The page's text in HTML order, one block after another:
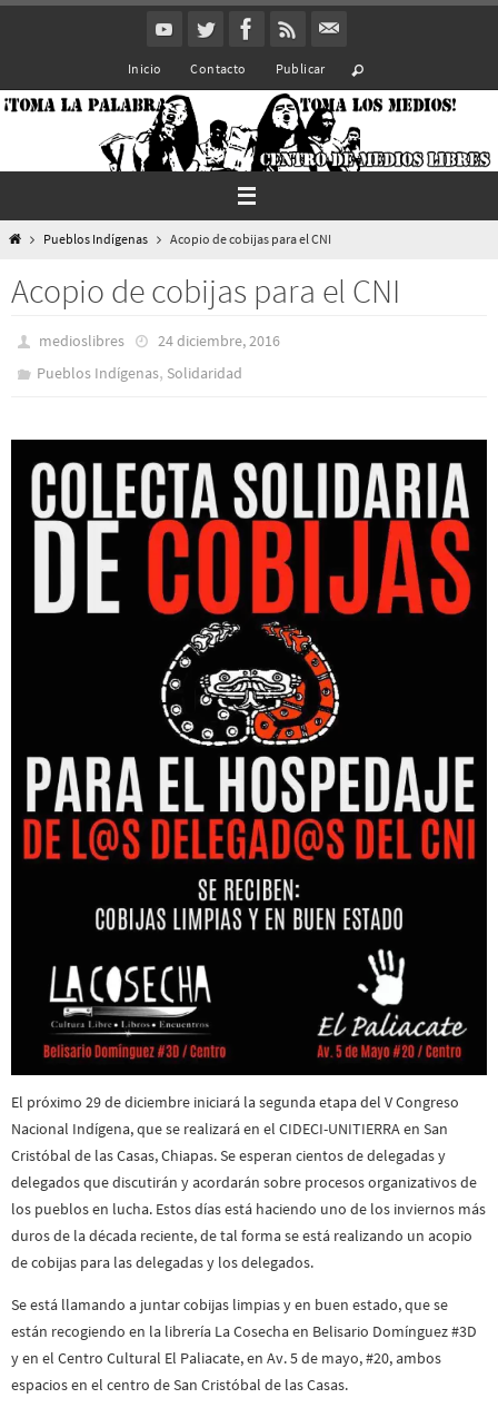
Inicio Contacto Publicar
InicioPueblos Indí­genas Acopio de cobijas para el CNI
Acopio de cobijas para el CNI
medioslibres
24 diciembre, 2016
Pueblos Indí­genas, Solidaridad
El próximo 29 de diciembre iniciará la segunda etapa del V Congreso
Nacional Indígena, que se realizará en el CIDECI-UNITIERRA en San
Cristóbal de las Casas, Chiapas. Se esperan cientos de delegadas y
delegados que discutirán y acordarán sobre procesos organizativos de
los pueblos en lucha. Estos días está haciendo uno de los inviernos más
duros de la década reciente, de tal forma se está realizando un acopio
de cobijas para las delegadas y los delegados.
Se está llamando a juntar cobijas limpias y en buen estado, que se
están recogiendo en la librería La Cosecha en Belisario Domínguez #3D
y en el Centro Cultural El Paliacate, en Av. 5 de mayo, #20, ambos
espacios en el centro de San Cristóbal de las Casas.